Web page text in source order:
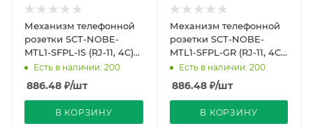
Механизм телефонной
розетки SCT-NOBE-
MTL1-SFPL-IS (RJ-11, 4C)
(Arlight, Никель)
Есть в наличии: 200
886.48 ₽/шт
В КОРЗИНУ
Механизм телефонной
розетки SCT-NOBE-
MTL1-SFPL-GR (RJ-11, 4C)
(Arlight, Серый базальт)
Есть в наличии: 200
886.48₽/шт
В КОРЗИНУ